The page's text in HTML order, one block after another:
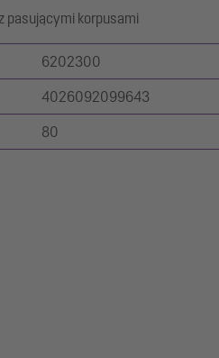
pasującymi korpusami
6202300
4026092099643
80